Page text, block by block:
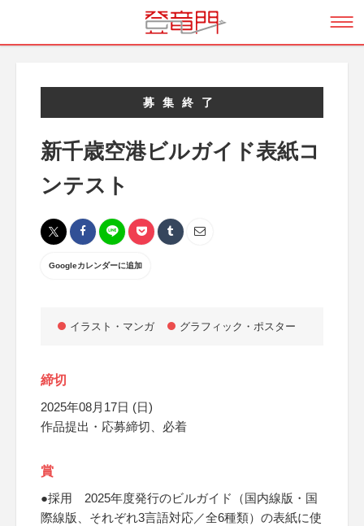
募集終了
新千歳空港ビルガイド表紙コ
ンテスト
Googleカレンダーに追加
イラスト・マンガ グラフィック・ポスター
締切
2025年08月17日 (日)
作品提出・応募締切、必着
賞
●採用 2025年度発行のビルガイド（国内線版・国
際線版、それぞれ3言語対応／全6種類）の表紙に使